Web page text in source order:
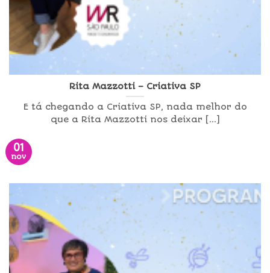
Rita Mazzotti – Criativa SP
E tá chegando a Criativa SP, nada melhor do
que a Rita Mazzotti nos deixar [...]
01
nov